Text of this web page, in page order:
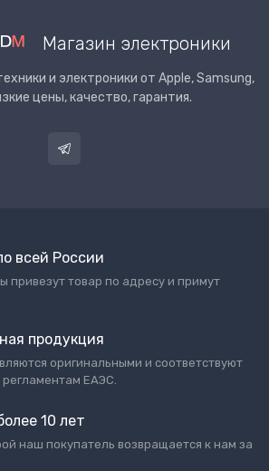
Магазин электроники
и электроники от Apple, Samsung,
цены, качество, гарантия.
всей России
привезут товар по адресу и примут
продукция
оригинальными и соответствуют
регламентам ЕАЭС.
10 лет
наш покупатель возвращается к нам за